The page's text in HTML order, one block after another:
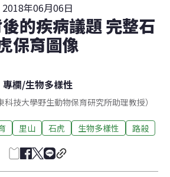
2018年06月06日
的疾病議題 完整石
保育圖像
專欄/生物多樣性
技大學野生動物保育研究所助理教授）
里山 石虎 生物多樣性 路殺